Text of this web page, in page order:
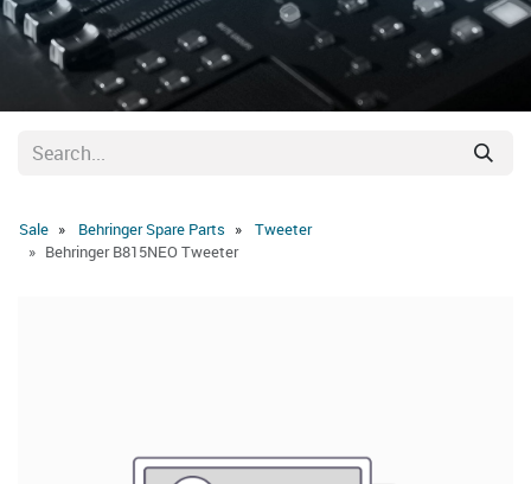
Sale Behringer Spare Parts
Tweeter
Behringer B815NEO Tweeter